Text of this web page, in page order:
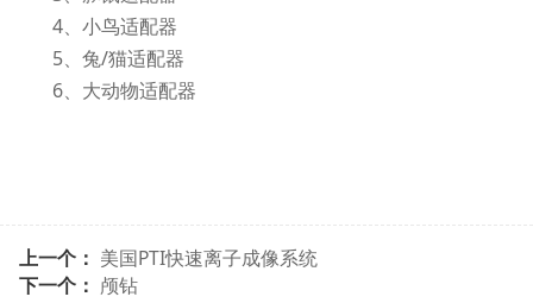
4、小鸟适配器
5、兔/猫适配器
6、大动物适配器
上一个： 美国PTI快速离子成像系统
下一个： 颅钻